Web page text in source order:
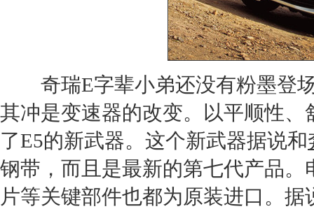
奇瑞E字辈小弟还没有粉墨登
其冲是变速器的改变。以平顺性
了E5的新武器。这个新武器据说和
钢带，而且是最新的第七代产品
片等关键部件也都为原装进口。据